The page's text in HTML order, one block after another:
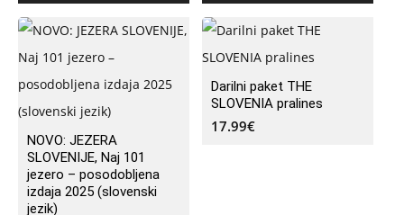
NOVO: JEZERA
SLOVENIJE, Naj 101
jezero – posodobljena
izdaja 2025 (slovenski
jezik)
Darilni paket THE
SLOVENIA pralines
17.99€